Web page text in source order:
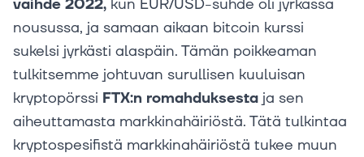
vaihde 2022, kun EUR/USD-suhde oli jyrkässä
nousussa, ja samaan aikaan bitcoin kurssi
sukelsi jyrkästi alaspäin. Tämän poikkeaman
tulkitsemme johtuvan surullisen kuuluisan
kryptopörssi FTX:n romahduksesta ja sen
aiheuttamasta markkinahäiriöstä. Tätä tulkintaa
kryptospesifistä markkinahäiriöstä tukee muun